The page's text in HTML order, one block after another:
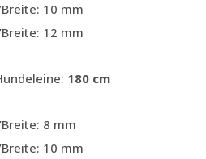
10 mm
12 mm
180 cm
8 mm
10 mm